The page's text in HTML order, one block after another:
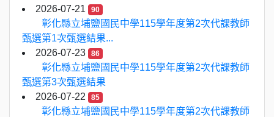
2026-07-21
90
彰化縣立埔鹽國民中學115學年度第2次代課教師
甄選第1次甄選結果...
2026-07-23
86
彰化縣立埔鹽國民中學115學年度第2次代課教師
甄選第3次甄選結果
2026-07-22
85
彰化縣立埔鹽國民中學115學年度第2次代課教師